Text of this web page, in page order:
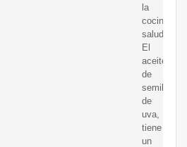
la
cocina
saludable.
El
aceite
de
semilla
de
uva,
tiene
un